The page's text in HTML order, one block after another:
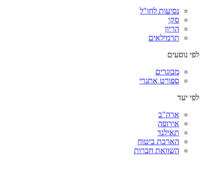
נסיעות לחו"ל
סקי
הריון
תרמילאים
לפי נוסעים
מבוגרים
ספורט אתגרי
לפי יעד
ארה"ב
אירופה
תאילנד
הארכת ביטוח
השוואת חברות